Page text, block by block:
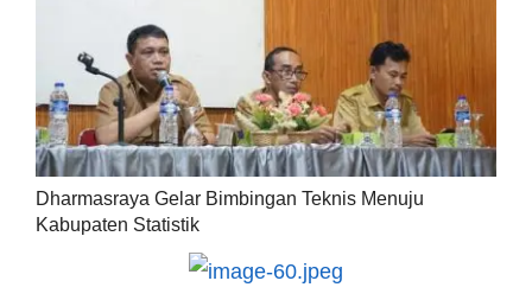
Dharmasraya Gelar Bimbingan Teknis Menuju
Kabupaten Statistik